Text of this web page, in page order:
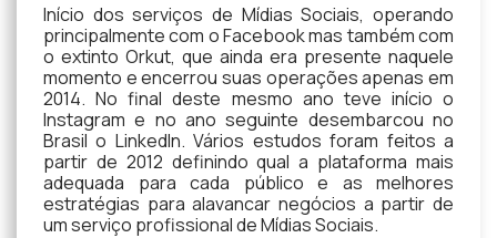
Início dos serviços de Mídias Sociais, operando
principalmente com o Facebook mas também com
o extinto Orkut, que ainda era presente naquele
momento e encerrou suas operações apenas em
2014. No final deste mesmo ano teve início o
Instagram e no ano seguinte desembarcou no
Brasil o LinkedIn. Vários estudos foram feitos a
partir de 2012 definindo qual a plataforma mais
adequada para cada público e as melhores
estratégias para alavancar negócios a partir de
um serviço profissional de Mídias Sociais.